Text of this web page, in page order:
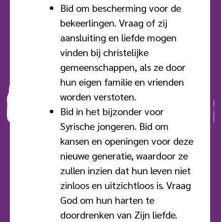
Bid om bescherming voor de
bekeerlingen. Vraag of zij
aansluiting en liefde mogen
vinden bij christelijke
gemeenschappen, als ze door
hun eigen familie en vrienden
worden verstoten.
Bid in het bijzonder voor
Syrische jongeren. Bid om
kansen en openingen voor deze
nieuwe generatie, waardoor ze
zullen inzien dat hun leven niet
zinloos en uitzichtloos is. Vraag
God om hun harten te
doordrenken van Zijn liefde.